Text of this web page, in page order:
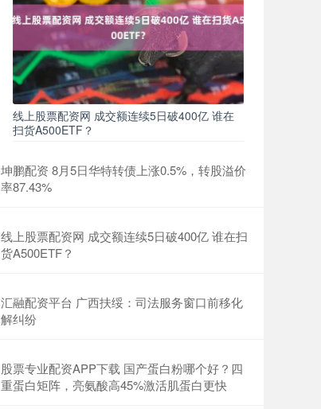
线上股票配资网 成交额连续5日破400亿 谁在
扫货A500ETF？
坤鹏配资 8月5日华特转债上涨0.5%，转股溢价
率87.43%
线上股票配资网 成交额连续5日破400亿 谁在扫
货A500ETF？
汇融配资平台 广西扶绥：司法服务窗口前移化
解纠纷
股票专业配资APP下载 国产蛋白粉哪个好？四
重蛋白矩阵，亮氨酸高45%激活肌蛋白更快